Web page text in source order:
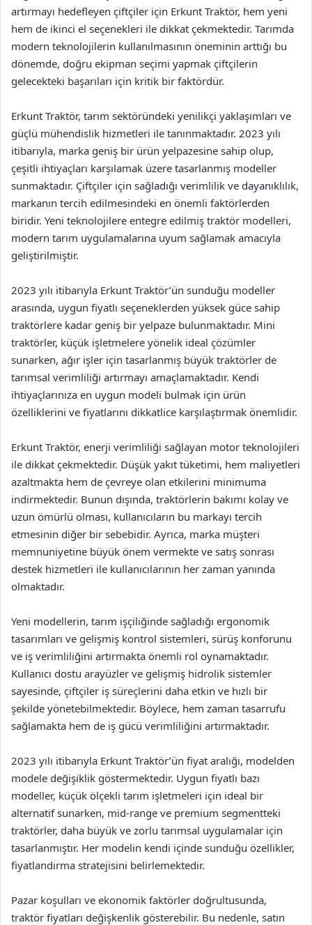
artırmayı hedefleyen çiftçiler için Erkunt Traktör, hem yeni
hem de ikinci el seçenekleri ile dikkat çekmektedir. Tarımda
modern teknolojilerin kullanılmasının öneminin arttığı bu
dönemde, doğru ekipman seçimi yapmak çiftçilerin
gelecekteki başarıları için kritik bir faktördür.
Erkunt Traktör, tarım sektöründeki yenilikçi yaklaşımları ve
güçlü mühendislik hizmetleri ile tanınmaktadır. 2023 yılı
itibarıyla, marka geniş bir ürün yelpazesine sahip olup,
çeşitli ihtiyaçları karşılamak üzere tasarlanmış modeller
sunmaktadır. Çiftçiler için sağladığı verimlilik ve dayanıklılık,
markanın tercih edilmesindeki en önemli faktörlerden
biridir. Yeni teknolojilere entegre edilmiş traktör modelleri,
modern tarım uygulamalarına uyum sağlamak amacıyla
geliştirilmiştir.
2023 yılı itibarıyla Erkunt Traktör’ün sunduğu modeller
arasında, uygun fiyatlı seçeneklerden yüksek güce sahip
traktörlere kadar geniş bir yelpaze bulunmaktadır. Mini
traktörler, küçük işletmelere yönelik ideal çözümler
sunarken, ağır işler için tasarlanmış büyük traktörler de
tarımsal verimliliği artırmayı amaçlamaktadır. Kendi
ihtiyaçlarınıza en uygun modeli bulmak için ürün
özelliklerini ve fiyatlarını dikkatlice karşılaştırmak önemlidir.
Erkunt Traktör, enerji verimliliği sağlayan motor teknolojileri
ile dikkat çekmektedir. Düşük yakıt tüketimi, hem maliyetleri
azaltmakta hem de çevreye olan etkilerini minimuma
indirmektedir. Bunun dışında, traktörlerin bakımı kolay ve
uzun ömürlü olması, kullanıcıların bu markayı tercih
etmesinin diğer bir sebebidir. Ayrıca, marka müşteri
memnuniyetine büyük önem vermekte ve satış sonrası
destek hizmetleri ile kullanıcılarının her zaman yanında
olmaktadır.
Yeni modellerin, tarım işçiliğinde sağladığı ergonomik
tasarımları ve gelişmiş kontrol sistemleri, sürüş konforunu
ve iş verimliliğini artırmakta önemli rol oynamaktadır.
Kullanıcı dostu arayüzler ve gelişmiş hidrolik sistemler
sayesinde, çiftçiler iş süreçlerini daha etkin ve hızlı bir
şekilde yönetebilmektedir. Böylece, hem zaman tasarrufu
sağlamakta hem de iş gücü verimliliğini artırmaktadır.
2023 yılı itibarıyla Erkunt Traktör’ün fiyat aralığı, modelden
modele değişiklik göstermektedir. Uygun fiyatlı bazı
modeller, küçük ölçekli tarım işletmeleri için ideal bir
alternatif sunarken, mid-range ve premium segmentteki
traktörler, daha büyük ve zorlu tarımsal uygulamalar için
tasarlanmıştır. Her modelin kendi içinde sunduğu özellikler,
fiyatlandırma stratejisini belirlemektedir.
Pazar koşulları ve ekonomik faktörler doğrultusunda,
traktör fiyatları değişkenlik gösterebilir. Bu nedenle, satın